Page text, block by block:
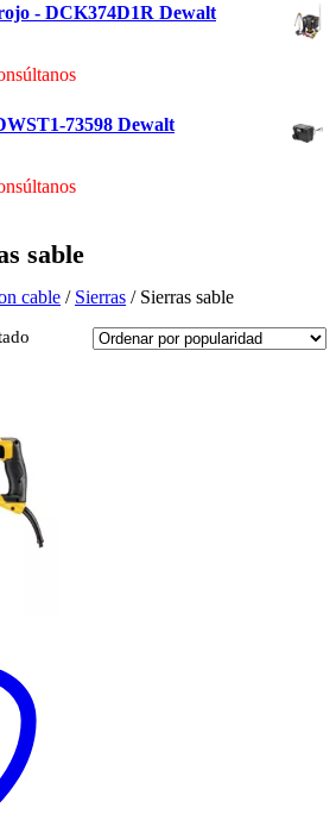
- DCK374D1R Dewalt
73598 Dewalt
sable
cable / Sierras / Sierras sable